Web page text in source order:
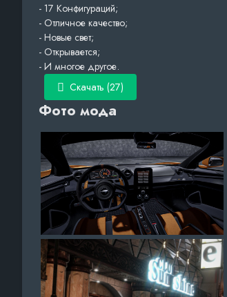
- 17 Конфигураций;
- Отличное качество;
- Новые свет;
- Открывается;
- И многое другое.
Скачать (27)
Фото мода